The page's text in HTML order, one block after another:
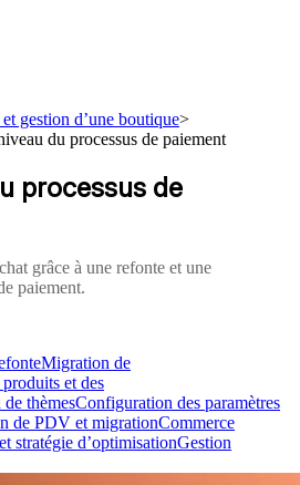
gestion d’une boutique>
du processus de paiement
processus de
grâce à une refonte et une
paiement.
Migration de
et des
thèmesConfiguration des paramètres
de PDV et migrationCommerce
stratégie d’optimisationGestion